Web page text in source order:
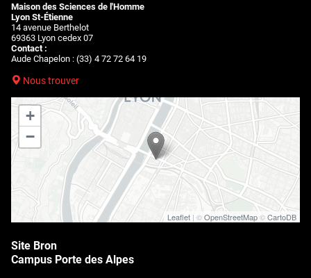
Maison des Sciences de l'Homme
Lyon St-Étienne
14 avenue Berthelot
69363 Lyon cedex 07
Contact :
Aude Chapelon : (33) 4 72 72 64 19
Nous trouver
+
−
Leaflet | ©OpenStreetMap©CartoDB
Site Bron
Campus Porte des Alpes